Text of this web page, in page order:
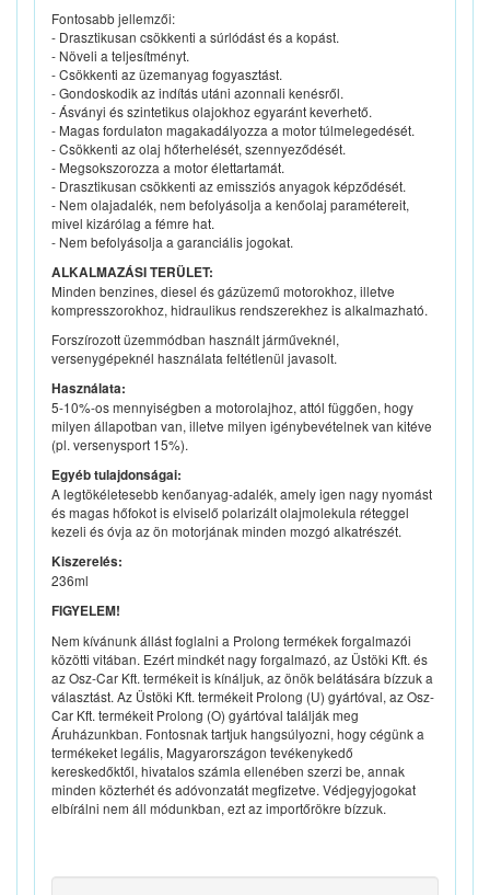
Fontosabb jellemzői:
- Drasztikusan csökkenti a súrlódást és a kopást.
- Növeli a teljesítményt.
- Csökkenti az üzemanyag fogyasztást.
- Gondoskodik az indítás utáni azonnali kenésről.
- Ásványi és szintetikus olajokhoz egyaránt keverhető.
- Magas fordulaton magakadályozza a motor túlmelegedését.
- Csökkenti az olaj hőterhelését, szennyeződését.
- Megsokszorozza a motor élettartamát.
- Drasztikusan csökkenti az emissziós anyagok képződését.
- Nem olajadalék, nem befolyásolja a kenőolaj paramétereit,
mivel kizárólag a fémre hat.
- Nem befolyásolja a garanciális jogokat.
ALKALMAZÁSI TERÜLET:
Minden benzines, diesel és gázüzemű motorokhoz, illetve
kompresszorokhoz, hidraulikus rendszerekhez is alkalmazható.
Forszírozott üzemmódban használt járműveknél,
versenygépeknél használata feltétlenül javasolt.
Használata:
5-10%-os mennyiségben a motorolajhoz, attól függően, hogy
milyen állapotban van, illetve milyen igénybevételnek van kitéve
(pl. versenysport 15%).
Egyéb tulajdonságai:
A legtökéletesebb kenőanyag-adalék, amely igen nagy nyomást
és magas hőfokot is elviselő polarizált olajmolekula réteggel
kezeli és óvja az ön motorjának minden mozgó alkatrészét.
Kiszerelés:
236ml
FIGYELEM!
Nem kívánunk állást foglalni a Prolong termékek forgalmazói
közötti vitában. Ezért mindkét nagy forgalmazó, az Üstöki Kft. és
az Osz-Car Kft. termékeit is kínáljuk, az önök belátására bízzuk a
választást. Az Üstöki Kft. termékeit Prolong (U) gyártóval, az Osz-
Car Kft. termékeit Prolong (O) gyártóval találják meg
Áruházunkban. Fontosnak tartjuk hangsúlyozni, hogy cégünk a
termékeket legális, Magyarországon tevékenykedő
kereskedőktől, hivatalos számla ellenében szerzi be, annak
minden közterhét és adóvonzatát megfizetve. Védjegyjogokat
elbírálni nem áll módunkban, ezt az importőrökre bízzuk.